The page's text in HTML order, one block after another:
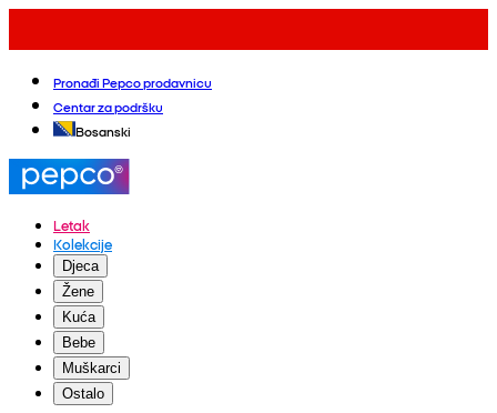
Pronađi Pepco prodavnicu
Centar za podršku
Bosanski
Letak
Kolekcije
Djeca
Žene
Kuća
Bebe
Muškarci
Ostalo